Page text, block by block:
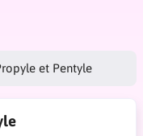
et Pentyle